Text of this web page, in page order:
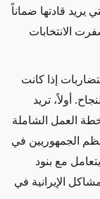
يريد قادتها ضماناً
يتم عكسه في عام 2024 إذا أسفرت الانتخابات
إذا كانت
. أولاً، تريد
العمل الشاملة
الجمهوريين في
يتعامل مع بنود
الإيرانية في